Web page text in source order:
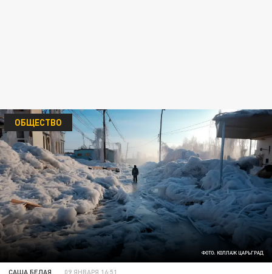
ФОТО: КОЛЛАЖ ЦАРЬГРАД
ОБЩЕСТВО
САША БЕЛАЯ 09 ЯНВАРЯ 16:51